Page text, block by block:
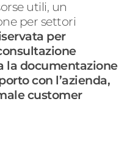
utili, un
per settori
per
la documentazione
con l’azienda,
customer